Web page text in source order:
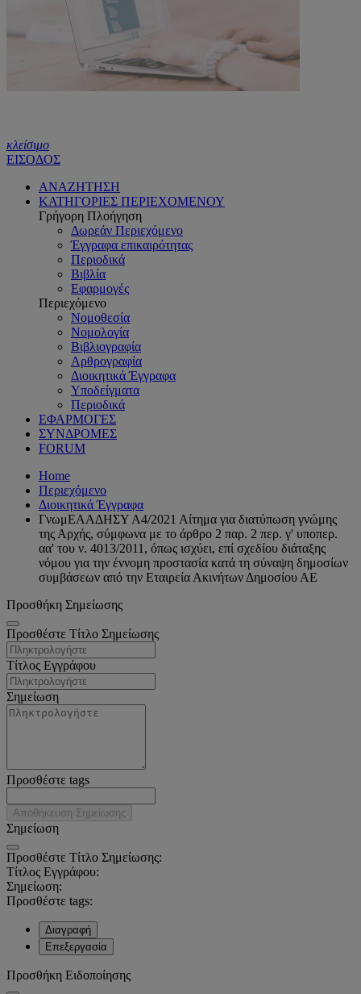
κλείσιμο
ΕΙΣΟΔΟΣ
ΑΝΑΖΗΤΗΣΗ
ΚΑΤΗΓΟΡΙΕΣ ΠΕΡΙΕΧΟΜΕΝΟΥ
Γρήγορη Πλοήγηση
Δωρεάν Περιεχόμενο
Έγγραφα επικαιρότητας
Περιοδικά
Βιβλία
Εφαρμογές
Περιεχόμενο
Νομοθεσία
Νομολογία
Βιβλιογραφία
Αρθρογραφία
Διοικητικά Έγγραφα
Υποδείγματα
Περιοδικά
ΕΦΑΡΜΟΓΕΣ
ΣΥΝΔΡΟΜΕΣ
FORUM
Home
Περιεχόμενο
Διοικητικά Έγγραφα
ΓνωμΕΑΑΔΗΣΥ Α4/2021 Αίτημα για διατύπωση γνώμης
της Αρχής, σύμφωνα με το άρθρο 2 παρ. 2 περ. γ' υποπερ.
αα' του ν. 4013/2011, όπως ισχύει, επί σχεδίου διάταξης
νόμου για την έννομη προστασία κατά τη σύναψη δημοσίων
συμβάσεων από την Εταιρεία Ακινήτων Δημοσίου ΑΕ
Προσθήκη Σημείωσης
Προσθέστε Τίτλο Σημείωσης
Τίτλος Εγγράφου
Σημείωση
Προσθέστε tags
Αποθήκευση Σημείωσης
Σημείωση
Προσθέστε Τίτλο Σημείωσης:
Τίτλος Εγγράφου:
Σημείωση:
Προσθέστε tags:
Διαγραφή
Επεξεργασία
Προσθήκη Ειδοποίησης